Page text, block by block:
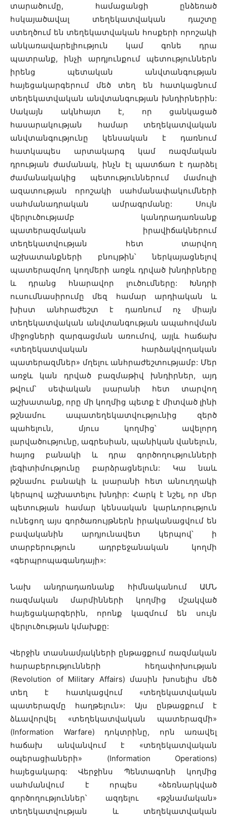
տարածումը, համացանցի ընձեռած
հսկայածավալ տեղեկատվական դաշտը
ստեղծում են տեղեկատվական հոսքերի որոշակի
անկառավարելիություն կամ գոնե դրա
պատրանք, ինչի արդյունքում պետություններն
իրենց պետական անվտանգության
հայեցակարգերում մեծ տեղ են հատկացնում
տեղեկատվական անվտանգության խնդիրներին:
Սակայն ակնհայտ է, որ ցանկացած
հասարակության համար տեղեկատվական
անվտանգությունը կենսական է դառնում
հատկապես արտակարգ կամ ռազմական
դրության ժամանակ, ինչն էլ պատճառ է դարձել
ժամանակակից պետություններում մամուլի
ազատության որոշակի սահմանափակումների
սահմանադրական ամրագրմանը: Սույն
վերլուծությամբ կանդրադառնանք
պատերազմական իրավիճակներում
տեղեկատվության հետ տարվող
աշխատանքների բնույթին՝ ներկայացնելով
պատերազմող կողմերի առջև դրված խնդիրները
և դրանց հնարավոր լուծումները: Խնդրի
ուսումնասիրումը մեզ համար արդիական և
խիստ անհրաժեշտ է դառնում ոչ միայն
տեղեկատվական անվտանգության ապահովման
միջոցների զարգացման առումով, այլև հաճախ
«տեղեկատվական հարձակվողական
պատերազմներ» մղելու անհրաժեշտությամբ: Մեր
առջև կան դրված բազմաթիվ խնդիրներ, այդ
թվում՝ սեփական լսարանի հետ տարվող
աշխատանք, որը մի կողմից պետք է միտված լինի
թշնամու ապատեղեկատվությունից զերծ
պահելուն, մյուս կողմից՝ ավելորդ
լարվածությունը, ագրեսիան, պանիկան վանելուն,
հայոց բանակի և դրա գործողությունների
լեգիտիմությունը բարձրացնելուն: Կա նաև
թշնամու բանակի և լսարանի հետ անուղղակի
կերպով աշխատելու խնդիր: Հարկ է նշել, որ մեր
պետության համար կենսական կարևորություն
ունեցող այս գործառույթներն իրականացվում են
բավականին արդյունավետ կերպով՝ ի
տարբերություն ադրբեջանական կողմի
«գերպրոպագանդայի»:
Նախ անդրադառնանք հիմնականում ԱՄՆ
ռազմական մարմինների կողմից մշակված
հայեցակարգերին, որոնք կազմում են սույն
վերլուծության կմախքը:
Վերջին տասնամյակների ընթացքում ռազմական
հարաբերությունների հեղափոխության
(Revolution of Military Affairs) մասին խոսելիս մեծ
տեղ է հատկացվում «տեղեկատվական
պատերազմը հաղթելուն»: Այս ընթացքում է
ձևավորվել «տեղեկատվական պատերազմի»
(Information Warfare) դոկտրինը, որն առավել
հաճախ անվանվում է «տեղեկատվական
օպերացիաների» (Information Operations)
հայեցակարգ: Վերջինս Պենտագոնի կողմից
սահմանվում է որպես «ձեռնարկված
գործողություններ՝ ազդելու «թշնամական»
տեղեկատվության և տեղեկատվական